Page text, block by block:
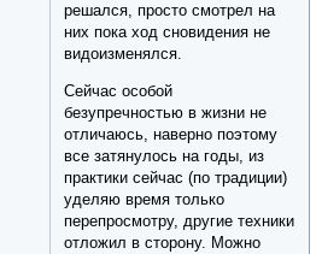
решался, просто смотрел на
них пока ход сновидения не
видоизменялся.
Сейчас особой
безупречностью в жизни не
отличаюсь, наверно поэтому
все затянулось на годы, из
практики сейчас (по традиции)
уделяю время только
перепросмотру, другие техники
отложил в сторону. Можно